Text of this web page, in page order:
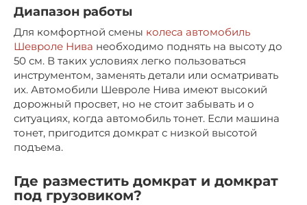
Диапазон работы
Для комфортной смены колеса автомобиль
Шевроле Нива необходимо поднять на высоту до
50 см. В таких условиях легко пользоваться
инструментом, заменять детали или осматривать
их. Автомобили Шевроле Нива имеют высокий
дорожный просвет, но не стоит забывать и о
ситуациях, когда автомобиль тонет. Если машина
тонет, пригодится домкрат с низкой высотой
подъема.
Где разместить домкрат и домкрат
под грузовиком?